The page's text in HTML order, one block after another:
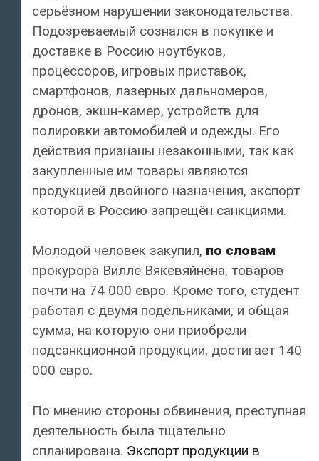
серьёзном нарушении законодательства.
Подозреваемый сознался в покупке и
доставке в Россию ноутбуков,
процессоров, игровых приставок,
смартфонов, лазерных дальномеров,
дронов, экшн-камер, устройств для
полировки автомобилей и одежды. Его
действия признаны незаконными, так как
закупленные им товары являются
продукцией двойного назначения, экспорт
которой в Россию запрещён санкциями.
Молодой человек закупил, по словам
прокурора Вилле Вякевяйнена, товаров
почти на 74 000 евро. Кроме того, студент
работал с двумя подельниками, и общая
сумма, на которую они приобрели
подсанкционной продукции, достигает 140
000 евро.
По мнению стороны обвинения, преступная
деятельность была тщательно
спланирована. Экспорт продукции в